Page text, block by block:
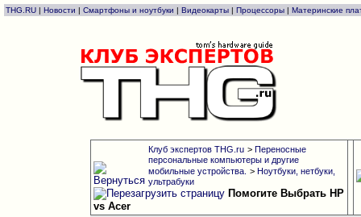
THG.RU | Новости | Смартфоны и ноутбуки | Видеокарты | Процессоры | Материнские
Клуб экспертов THG.ru > Переносные
персональные компьютеры и другие
мобильные устройства. > Ноутбуки, нетбуки,
ультрабуки
Помогите Выбрать HP
vs Acer